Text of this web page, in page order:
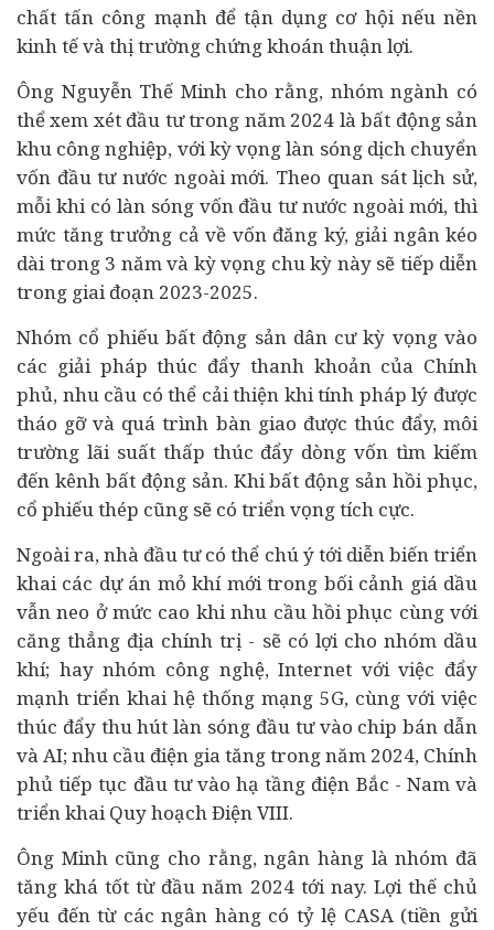
chất tấn công mạnh để tận dụng cơ hội nếu nền
kinh tế và thị trường chứng khoán thuận lợi.
Ông Nguyễn Thế Minh cho rằng, nhóm ngành có
thể xem xét đầu tư trong năm 2024 làbất động sản
khu công nghiệp, với kỳ vọng làn sóng dịch chuyển
vốn đầu tư nước ngoài mới. Theo quan sát lịch sử,
mỗi khi có làn sóng vốn đầu tư nước ngoài mới, thì
mức tăng trưởng cả về vốn đăng ký, giải ngân kéo
dài trong 3 năm và kỳ vọng chu kỳ này sẽ tiếp diễn
trong giai đoạn 2023-2025.
Nhóm cổ phiếu bất động sản dân cư kỳ vọng vào
các giải pháp thúc đẩy thanh khoản của Chính
phủ, nhu cầu có thể cải thiện khi tính pháp lý được
tháo gỡ và quá trình bàn giao được thúc đẩy, môi
trường lãi suất thấp thúc đẩy dòng vốn tìm kiếm
đến kênh bất động sản. Khi bất động sản hồi phục,
cổ phiếu thép cũng sẽ có triển vọng tích cực.
Ngoài ra, nhà đầu tư có thể chú ý tới diễn biến triển
khai các dự án mỏ khí mới trong bối cảnh giá dầu
vẫn neo ở mức cao khi nhu cầu hồi phục cùng với
căng thẳng địa chính trị - sẽ có lợi cho nhóm dầu
khí; hay nhóm công nghệ, Internet với việc đẩy
mạnh triển khai hệ thống mạng 5G, cùng với việc
thúc đẩy thu hút làn sóng đầu tư vào chip bán dẫn
và AI; nhu cầu điện gia tăng trong năm 2024, Chính
phủ tiếp tục đầu tư vào hạ tầng điện Bắc - Nam và
triển khai Quy hoạch Điện VIII.
Ông Minh cũng cho rằng, ngân hàng là nhóm đã
tăng khá tốt từ đầu năm 2024 tới nay. Lợi thế chủ
yếu đến từ các ngân hàng có tỷ lệ CASA (tiền gửi